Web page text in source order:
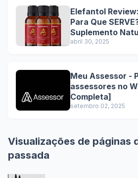
Elefantol
Para Que
Suplemento
Performance
abril 30, 2025
Meu Assessor -
assessores no
Completa]
setembro 02, 2025
Visualizações de páginas
passada